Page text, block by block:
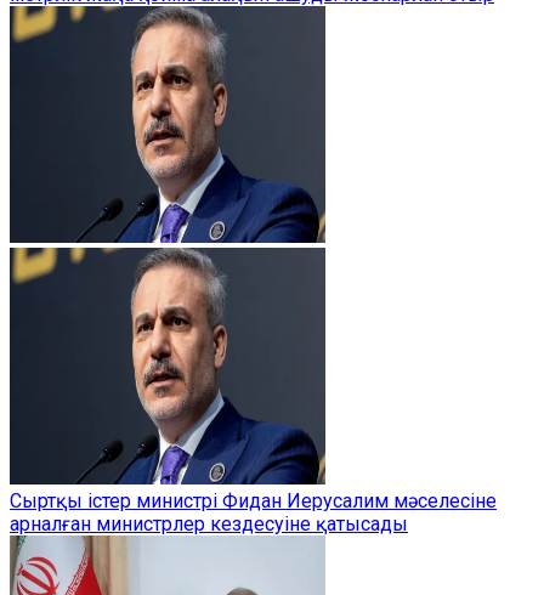
Сыртқы істер министрі Фидан Иерусалим мәселесіне
арналған министрлер кездесуіне қатысады